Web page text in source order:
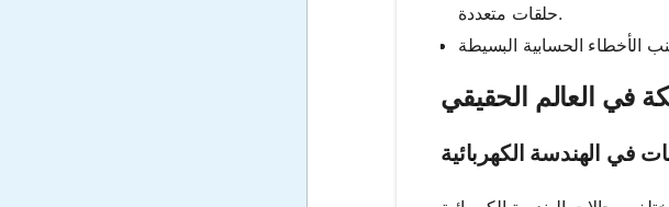
حلقات متعددة.
في العالم الحقيقي
في الهندسة الكهربائية